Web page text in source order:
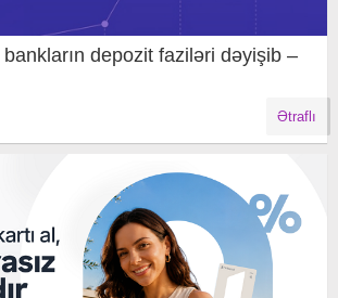
depozit faziləri dəyişib –
Ətraflı